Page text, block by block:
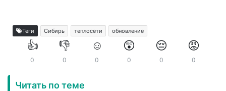
Теги Сибирь теплосети обновление
👍
0
👎
0
☺️
0
😲
0
😔
0
😡
0
Читать по теме